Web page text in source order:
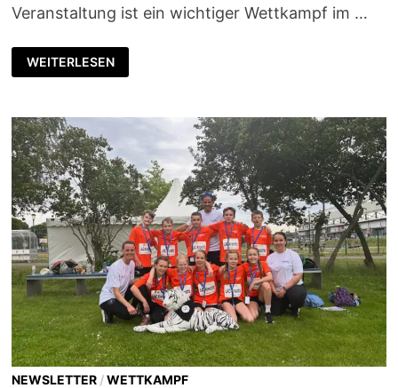
Veranstaltung ist ein wichtiger Wettkampf im …
DER
LAC
KROSTITZ
DEN
LANDESMEISTERSCHAFTEN
DER
U16
IN
MITTWEIDA
AUF
WEITERLESEN
NEWSLETTER/WETTKAMPF